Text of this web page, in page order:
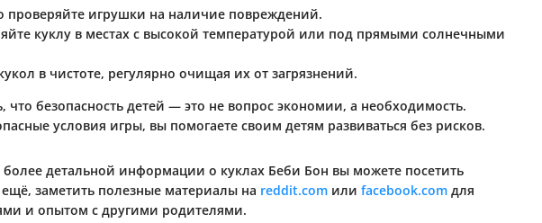
проверяйте игрушки на наличие повреждений.
куклу в местах с высокой температурой или под прямыми солнечными
в чистоте, регулярно очищая их от загрязнений.
что безопасность детей — это не вопрос экономии, а необходимость.
условия игры, вы помогаете своим детям развиваться без рисков.
детальной информации о куклах Беби Бон вы можете посетить
заметить полезные материалы на reddit.com или facebook.com для
и опытом с другими родителями.